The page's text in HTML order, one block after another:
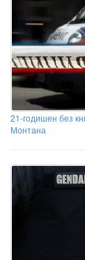
21-годишен без
Монтана